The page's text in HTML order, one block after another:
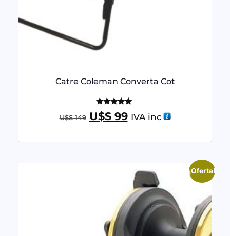
Catre Coleman Converta Cot
Valorado
con
5.00
U$S149 U$S99 IVA inc
¡Oferta!